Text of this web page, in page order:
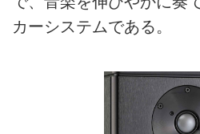
カーシステムである。